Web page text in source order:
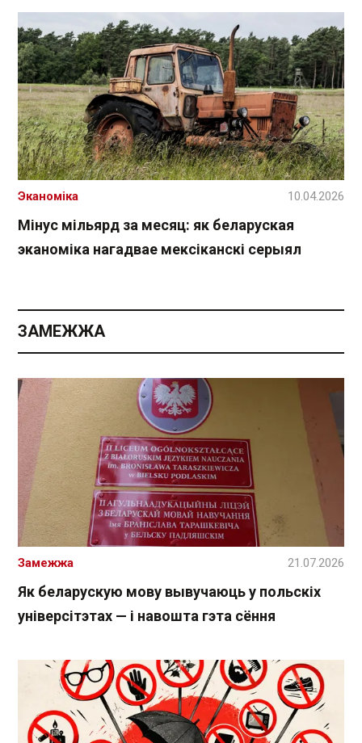
Мінус мільярд за месяц: як беларуская
эканоміка нагадвае мексіканскі серыял
Эканоміка 10.04.2026
ЗАМЕЖЖА
Як беларускую мову вывучаюць у польскіх
універсітэтах — і навошта гэта сёння
Замежжа 21.07.2026